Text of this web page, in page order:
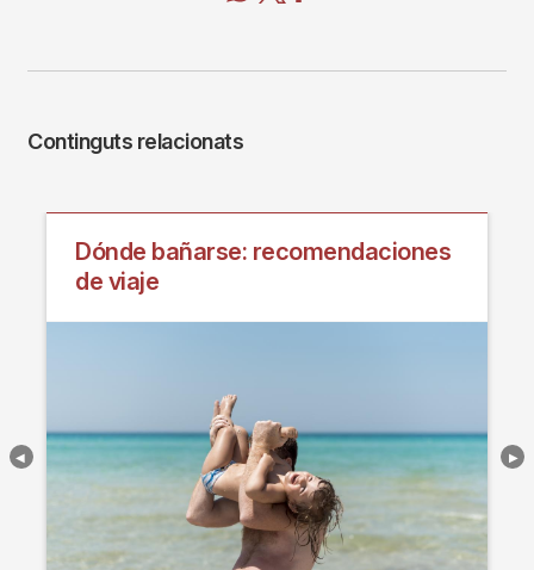
Continguts relacionats
Dónde bañarse: recomendaciones
de viaje